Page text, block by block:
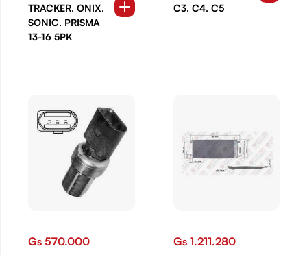
TRACKER. ONIX.
SONIC. PRISMA
13-16 5PK
C3. C4. C5
Gs 570.000 Gs 1.211.280